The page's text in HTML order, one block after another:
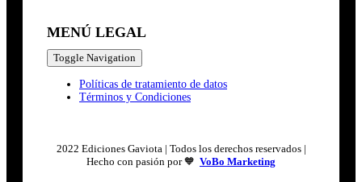
MENÚ LEGAL
Toggle Navigation
Políticas de tratamiento de datos
Términos y Condiciones
2022 Ediciones Gaviota | Todos los derechos reservados |
Hecho con pasión por 🧡 VoBo Marketing